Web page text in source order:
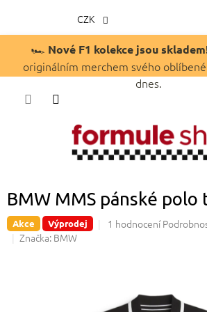
obsah
🏎️ Nové F1 kolekce jsou
originálním merchem svého
dnes.
CZK
BMW MMS pánské polo
Akce Výprodej
Průměrné
1 hodnocení
Značka: BMW